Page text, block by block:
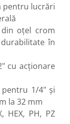
pentru lucrări
oțel crom
în
cu acționare
1/4" și
la 32 mm
HEX, PH, PZ